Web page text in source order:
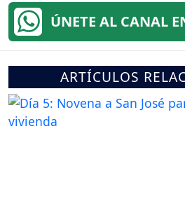
ÚNETE AL CANAL
ARTÍCULOS